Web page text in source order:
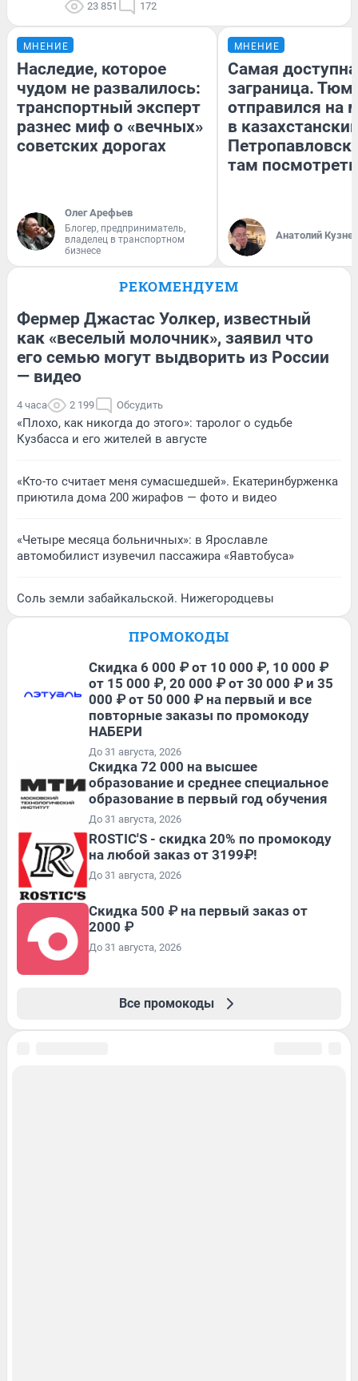
23 851 172
МНЕНИЕ
Наследие, которое
чудом не развалилось:
транспортный эксперт
разнес миф о «вечных»
советских дорогах
Олег Арефьев
Блогер, предприниматель,
владелец в транспортном
бизнесе
МНЕНИЕ
Самая
заграница.
отправился на
в
там посмотреть
Анатолий
РЕКОМЕНДУЕМ
Фермер Джастас Уолкер, известный
как «веселый молочник», заявил что
его семью могут выдворить из России
— видео
4 часа 2 199 Обсудить
«Плохо, как никогда до этого»: таролог о судьбе
Кузбасса и его жителей в августе
«Кто-то считает меня сумасшедшей». Екатеринбурженка
приютила дома 200 жирафов — фото и видео
«Четыре месяца больничных»: в Ярославле
автомобилист изувечил пассажира «Яавтобуса»
Соль земли забайкальской. Нижегородцевы
ПРОМОКОДЫ
Скидка 6 000 ₽ от 10 000 ₽, 10 000 ₽
от 15 000 ₽, 20 000 ₽ от 30 000 ₽ и 35
000 ₽ от 50 000 ₽ на первый и все
повторные заказы по промокоду
НАБЕРИ
До 31 августа, 2026
Скидка 72 000 на высшее
образование и среднее специальное
образование в первый год обучения
До 31 августа, 2026
ROSTIC'S - скидка 20% по промокоду
на любой заказ от 3199₽!
До 31 августа, 2026
Скидка 500 ₽ на первый заказ от
2000 ₽
До 31 августа, 2026
Все промокоды